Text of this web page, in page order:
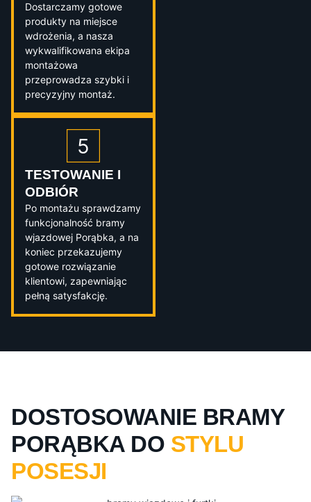
Dostarczamy gotowe
produkty na miejsce
wdrożenia, a nasza
wykwalifikowana ekipa
montażowa
przeprowadza szybki i
precyzyjny montaż.
TESTOWANIE I
ODBIÓR
Po montażu sprawdzamy
funkcjonalność bramy
wjazdowej Porąbka, a na
koniec przekazujemy
gotowe rozwiązanie
klientowi, zapewniając
pełną satysfakcję.
DOSTOSOWANIE BRAMY
PORĄBKA DO STYLU
POSESJI